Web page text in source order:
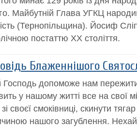
Майбутній Глава УГКЦ
(Тернопільщина). Йосиф
постаттю XX століття.
Блаженнішого
допоможе нам пережити
у нашому житті все на свої
зі своєї смоківниці, скинути
нашого загублення.